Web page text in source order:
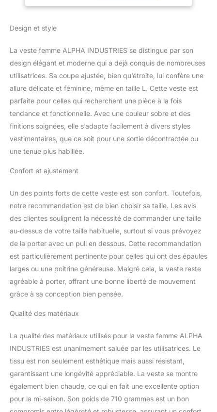
Design et style
La veste femme ALPHA INDUSTRIES se distingue par son
design élégant et moderne qui a déjà conquis de nombreuses
utilisatrices. Sa coupe ajustée, bien qu’étroite, lui confère une
allure délicate et féminine, même en taille L. Cette veste est
parfaite pour celles qui recherchent une pièce à la fois
tendance et fonctionnelle. Avec une couleur sobre et des
finitions soignées, elle s’adapte facilement à divers styles
vestimentaires, que ce soit pour une sortie décontractée ou
une tenue plus habillée.
Confort et ajustement
Un des points forts de cette veste est son confort. Toutefois,
notre recommandation est de bien choisir sa taille. Les avis
des clientes soulignent la nécessité de commander une taille
au-dessus de votre taille habituelle, surtout si vous prévoyez
de la porter avec un pull en dessous. Cette recommandation
est particulièrement pertinente pour celles qui ont des épaules
larges ou une poitrine généreuse. Malgré cela, la veste reste
agréable à porter, offrant une bonne liberté de mouvement
grâce à sa conception bien pensée.
Qualité des matériaux
La qualité des matériaux utilisés pour la veste femme ALPHA
INDUSTRIES est unanimement saluée par les utilisatrices. Le
tissu est non seulement esthétique mais aussi résistant,
garantissant une longévité appréciable. La veste se montre
également bien chaude, ce qui en fait une excellente option
pour la mi-saison. Son poids de 710 grammes est un bon